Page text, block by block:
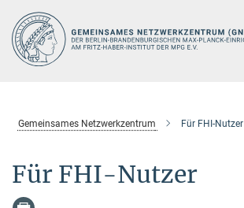
Hauptinhalt
Gemeinsames Netzwerkzentrum Für FHI-Nutzer
Für FHI-Nutzer